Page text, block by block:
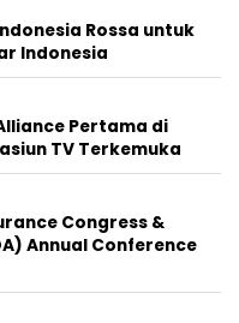
Rossa untuk
Indonesia
Pertama di
TV Terkemuka
Congress &
Annual Conference